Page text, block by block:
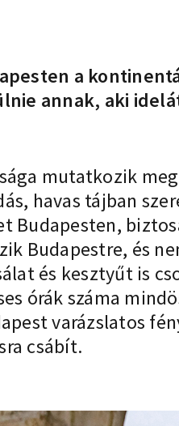
a
annak, aki
mutatkozik
havas tájban
Budapesten,
Budapestre, és
és kesztyűt is
órák száma
varázslatos
csábít.